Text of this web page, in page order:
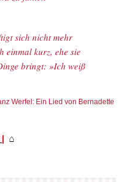
sich nicht mehr
einmal kurz, ehe sie
bringt: »Ich weiß
Werfel: Ein Lied von Bernadette
⌂